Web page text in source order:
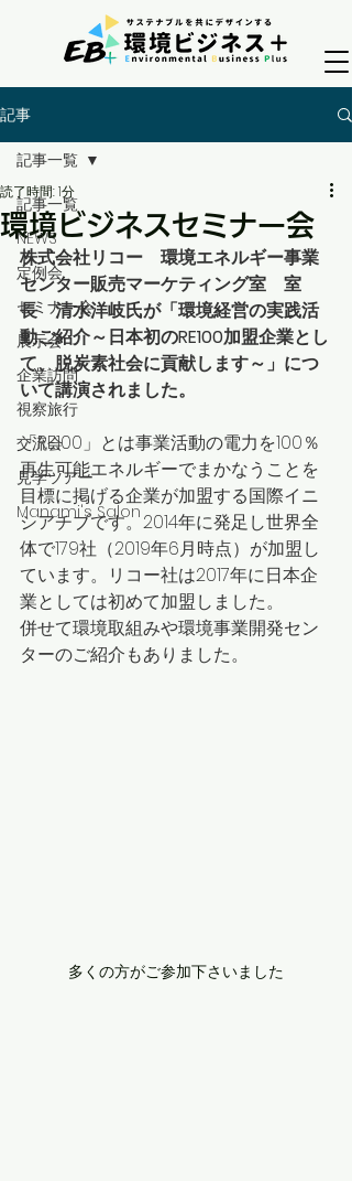
記事
記事一覧
NEWS
定例会
セミナー会
展示会
企業訪問
視察旅行
交流会
見学ツアー
Manami's Salon
記事一覧
環境ビジネスセミナー会
読了時間: 1分
株式会社リコー　環境エネルギー事業
センター販売マーケティング室　室
長　清水洋岐氏が「環境経営の実践活
動ご紹介～日本初のRE100加盟企業とし
て、脱炭素社会に貢献します～」につ
いて講演されました。
「RE100」とは事業活動の電力を100％
再生可能エネルギーでまかなうことを
目標に掲げる企業が加盟する国際イニ
シアチブです。2014年に発足し世界全
体で179社（2019年6月時点）が加盟し
ています。リコー社は2017年に日本企
業としては初めて加盟しました。
併せて環境取組みや環境事業開発セン
ターのご紹介もありました。
多くの方がご参加下さいました